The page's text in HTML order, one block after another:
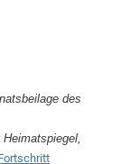
des
Heimatspiegel,